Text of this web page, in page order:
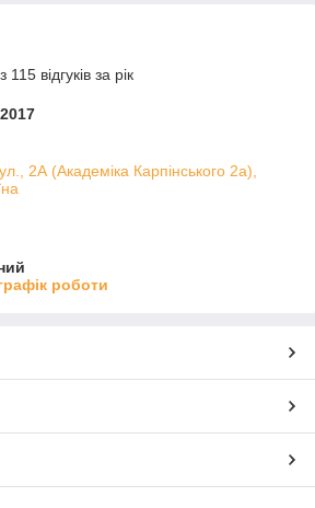
відгуків за рік
2А (Академіка Карпінського 2а),
роботи